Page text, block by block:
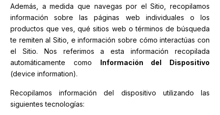
Además, a medida que navegas por el Sitio, recopilamos
información sobre las páginas web individuales o los
productos que ves, qué sitios web o términos de búsqueda
te remiten al Sitio, e información sobre cómo interactúas con
el Sitio. Nos referimos a esta información recopilada
automáticamente como Información del Dispositivo
(device information).
Recopilamos información del dispositivo utilizando las
siguientes tecnologías: